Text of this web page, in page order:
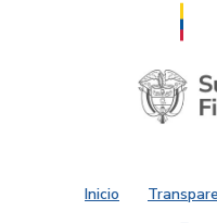
Saltar al contenido principal
Inicio